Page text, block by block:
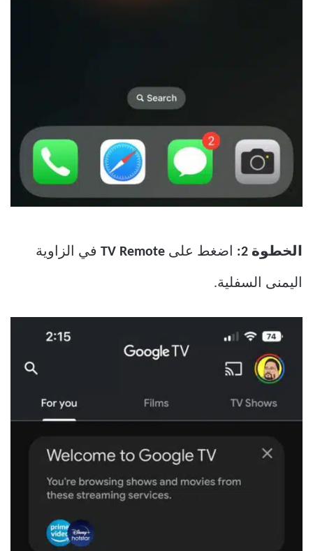
الخطوة 2: اضغط على TV Remote في الزاوية
اليمنى السفلية.